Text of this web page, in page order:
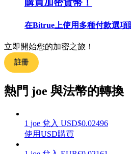
合約指南
合約功能使用指南
購買加密貨幣！
在Bitrue上使用多種付款選項
立即開始您的加密之旅！
註冊
熱門 joe 與法幣的轉換
1 joe 兌入 USD$0.02496
使用USD購買